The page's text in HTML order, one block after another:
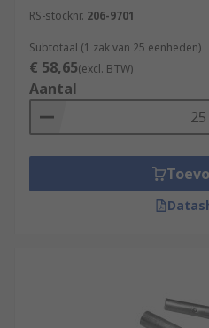
RS-stocknr. 206-9701
Subtotaal (1 zak van 25 eenheden)
€ 58,65(excl. BTW)
Aantal